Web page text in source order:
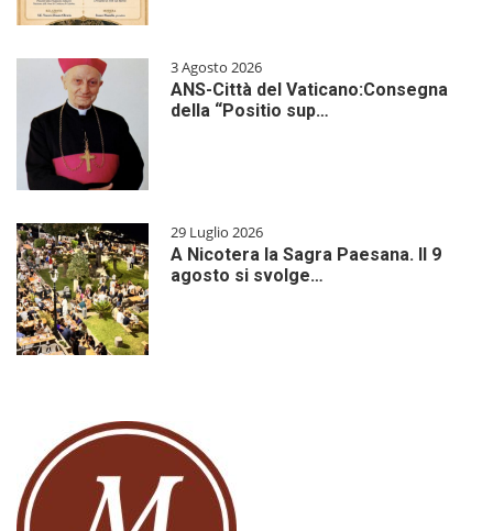
3 Agosto 2026
ANS-Città del Vaticano:Consegna
della “Positio sup…
29 Luglio 2026
A Nicotera la Sagra Paesana. Il 9
agosto si svolge…